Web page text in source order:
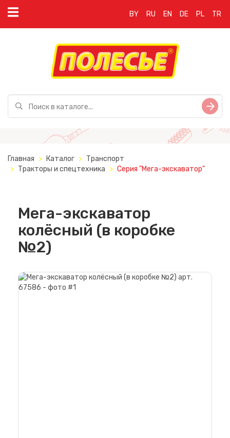
BY RU EN DE PL TR
Главная Каталог
Транспорт
Тракторы и спецтехника
Серия "Мега-экскаватор"
Мега-экскаватор
колёсный (в коробке
№2)